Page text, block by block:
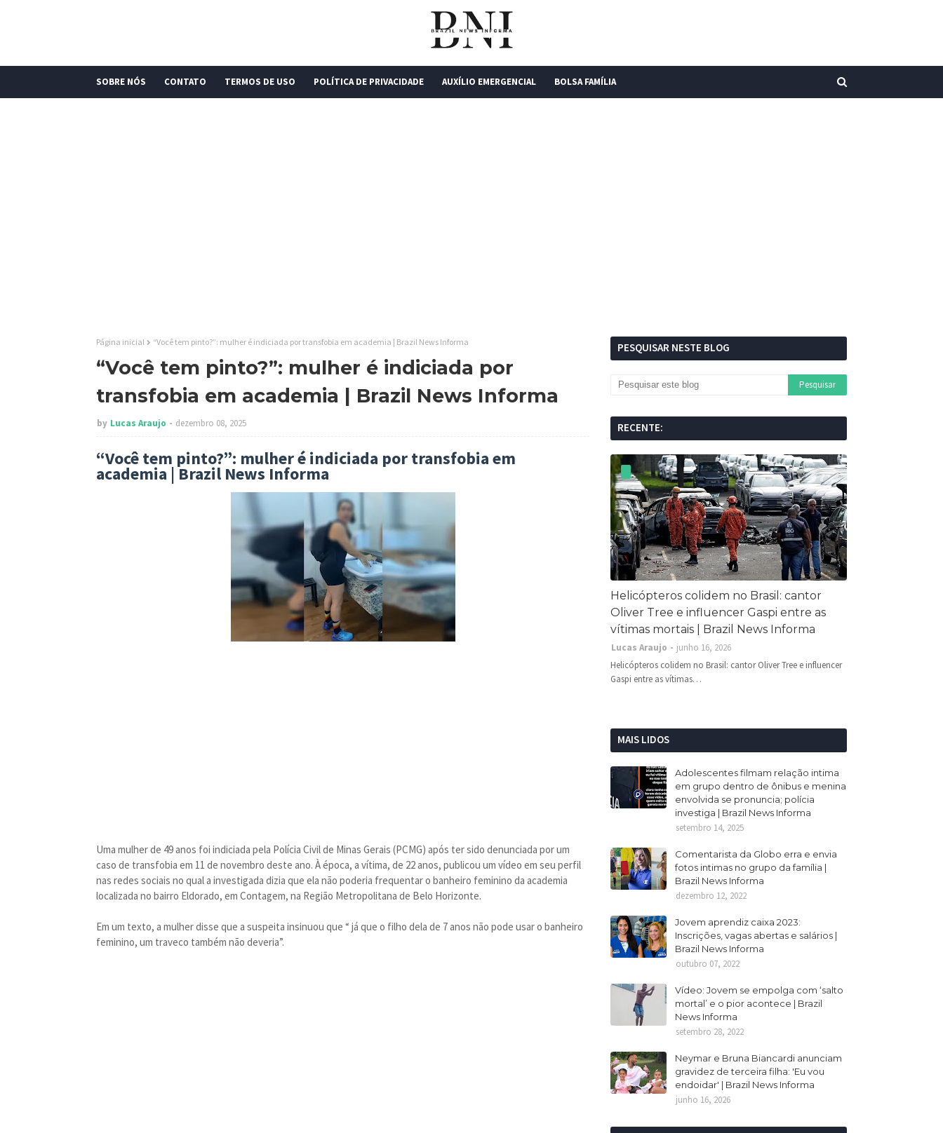
SOBRE NÓS CONTATO TERMOS DE USO POLÍTICA DE PRIVACIDADE AUXÍLIO EMERGENCIAL BOLSA FAMÍLIA
Página inicial “Você tem pinto?”: mulher é indiciada por transfobia em academia | Brazil News Informa
“Você tem pinto?”: mulher é indiciada por
transfobia em academia | Brazil News Informa
by Lucas Araujo dezembro 08, 2025
“Você tem pinto?”: mulher é indiciada por transfobia em
academia | Brazil News Informa
Uma mulher de 49 anos foi indiciada pela Polícia Civil de Minas Gerais (PCMG) após ter sido denunciada por um
caso de transfobia em 11 de novembro deste ano. À época, a vítima, de 22 anos, publicou um vídeo em seu perfil
nas redes sociais no qual a investigada dizia que ela não poderia frequentar o banheiro feminino da academia
localizada no bairro Eldorado, em Contagem, na Região Metropolitana de Belo Horizonte.
Em um texto, a mulher disse que a suspeita insinuou que “ já que o filho dela de 7 anos não pode usar o banheiro
feminino, um traveco também não deveria”.
PESQUISAR NESTE BLOG
RECENTE:
Helicópteros colidem no Brasil: cantor
Oliver Tree e influencer Gaspi entre as
vítimas mortais | Brazil News Informa
Lucas Araujo
junho 16, 2026
Helicópteros colidem no Brasil: cantor Oliver Tree e influencer
Gaspi entre as vítimas…
MAIS LIDOS
Adolescentes filmam relação intima
em grupo dentro de ônibus e menina
envolvida se pronuncia; polícia
investiga | Brazil News Informa
setembro 14, 2025
Comentarista da Globo erra e envia
fotos intimas no grupo da família |
Brazil News Informa
dezembro 12, 2022
Jovem aprendiz caixa 2023:
Inscrições, vagas abertas e salários |
Brazil News Informa
outubro 07, 2022
Vídeo: Jovem se empolga com ‘salto
mortal’ e o pior acontece | Brazil
News Informa
setembro 28, 2022
Neymar e Bruna Biancardi anunciam
gravidez de terceira filha: 'Eu vou
endoidar' | Brazil News Informa
junho 16, 2026